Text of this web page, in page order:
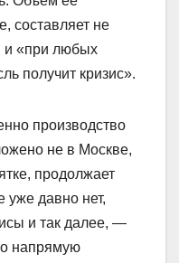
составляет не
и «при любых
получит кризис».
производство
не в Москве,
продолжает
давно нет,
и так далее, —
напрямую